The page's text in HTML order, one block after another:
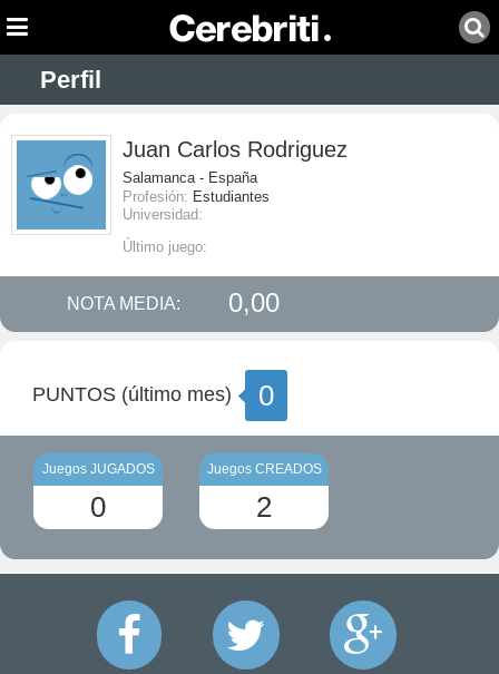
Perfil
Juan Carlos Rodriguez
Salamanca - España
Profesión: Estudiantes
Universidad:
Último juego:
NOTA MEDIA: 0,00
PUNTOS (último mes) 0
Juegos JUGADOS
0
Juegos CREADOS
2